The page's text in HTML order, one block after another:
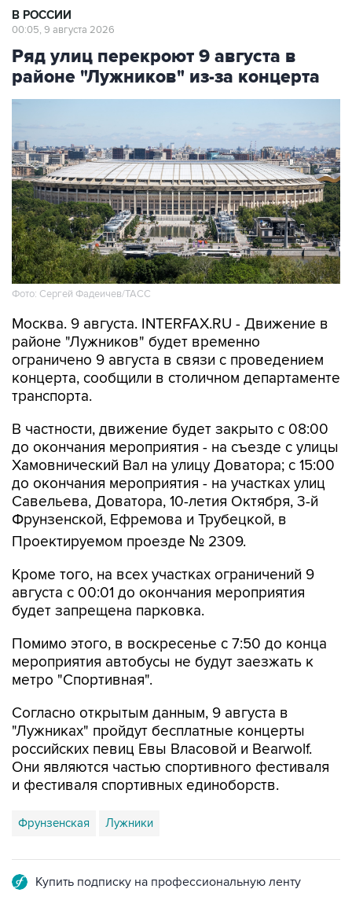
В РОССИИ
00:05, 9 августа 2026
Ряд улиц перекроют 9 августа в
районе "Лужников" из-за концерта
Фото: Сергей Фадеичев/ТАСС
Москва. 9 августа. INTERFAX.RU - Движение в
районе "Лужников" будет временно
ограничено 9 августа в связи с проведением
концерта, сообщили в столичном департаменте
транспорта.
В частности, движение будет закрыто с 08:00
до окончания мероприятия - на съезде с улицы
Хамовнический Вал на улицу Доватора; с 15:00
до окончания мероприятия - на участках улиц
Савельева, Доватора, 10-летия Октября, 3-й
Фрунзенской, Ефремова и Трубецкой, в
Проектируемом проезде № 2309.
Кроме того, на всех участках ограничений 9
августа с 00:01 до окончания мероприятия
будет запрещена парковка.
Помимо этого, в воскресенье с 7:50 до конца
мероприятия автобусы не будут заезжать к
метро "Спортивная".
Согласно открытым данным, 9 августа в
"Лужниках" пройдут бесплатные концерты
российских певиц Евы Власовой и Bearwolf.
Они являются частью спортивного фестиваля
и фестиваля спортивных единоборств.
Фрунзенская Лужники
Купить подписку на профессиональную ленту